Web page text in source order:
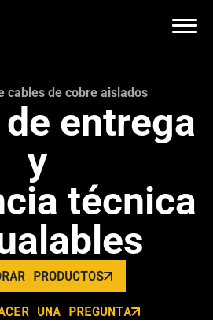
cables de cobre aislados
entrega
y
técnica
PRODUCTOS
UNA PREGUNTA